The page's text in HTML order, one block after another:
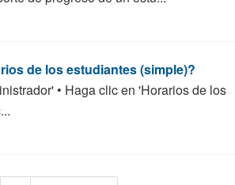
de los estudiantes (simple)?
• Haga clic en 'Horarios de los